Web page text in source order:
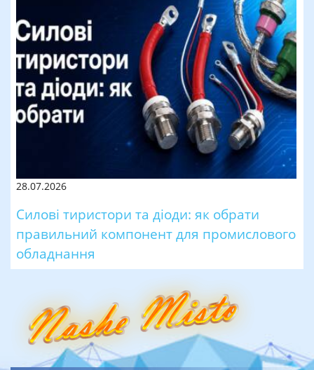
28.07.2026
Силові тиристори та діоди: як обрати
правильний компонент для промислового
обладнання